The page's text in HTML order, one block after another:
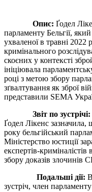
Опис: Ґодел
парламенту Бельгії,
ухваленої в травні 2022
кримінального
скоєних у контексті
ініціювала
році з метою збору
зґвалтування як зброї
представили SEMA
Звіт по зустрічі:
Ґодел Лікенс зазначила,
року бельгійський
Міністерство юстиції
експертів-
збору доказів
Подальші дії:
зустріч, член